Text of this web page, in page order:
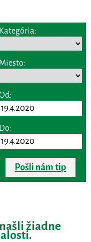
Kategória:
Miesto:
Do:
Pošli nám tip
žiadne